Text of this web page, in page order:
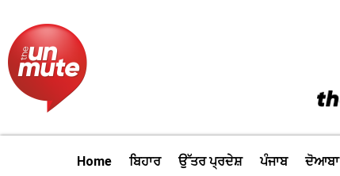
content
Home ਬਿਹਾਰ ਉੱਤਰ ਪ੍ਰਦੇਸ਼ ਪੰਜਾਬ ਦੋਆਬਾ